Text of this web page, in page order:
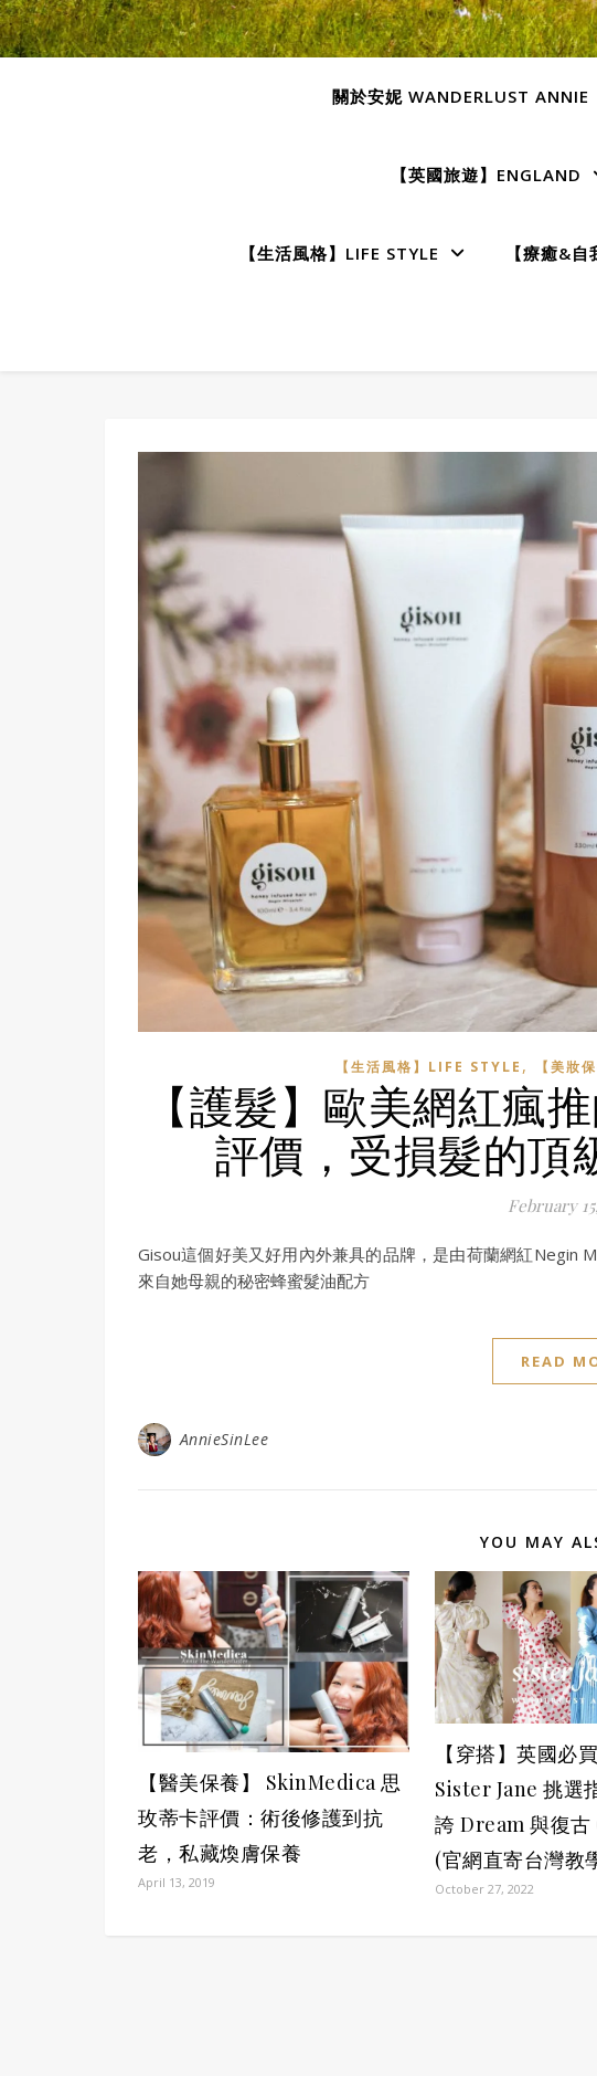
關於安妮 WANDERLUST ANNIE
【英國旅遊】ENGLAND
【生活風格】LIFE STYLE 【療癒&
【生活風格】LIFE STYLE , 【美妝
【護髮】歐美網紅瘋
評價，受損髮的頂
February
Gisou這個好美又好用內外兼具的品牌，是由荷蘭網紅Negin
來自她母親的秘密蜂蜜髮油配方
READ
AnnieSinLee
YOU MAY
【醫美保養】 SkinMedica 思
玫蒂卡評價：術後修護到抗
老，私藏煥膚保養
April 13, 2019
【穿搭】英國必
Sister Jane 挑選
誇 Dream 與復
(官網直寄台灣教
October 27, 2022